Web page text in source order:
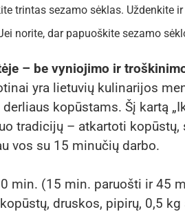
trintas sezamo sėklas. Uždenkite
norite, dar papuoškite sezamo
– be vyniojimo ir
yra lietuvių kulinarijos
kopūstams. Šį kartą
tradicijų – atkartoti
vos su 15 minučių darbo.
min. (15 min. paruošti ir 45
druskos, pipirų, 0,5